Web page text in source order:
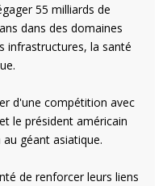
55 milliards de
dans des domaines
infrastructures, la santé
d'une compétition avec
le président américain
géant asiatique.
de renforcer leurs liens